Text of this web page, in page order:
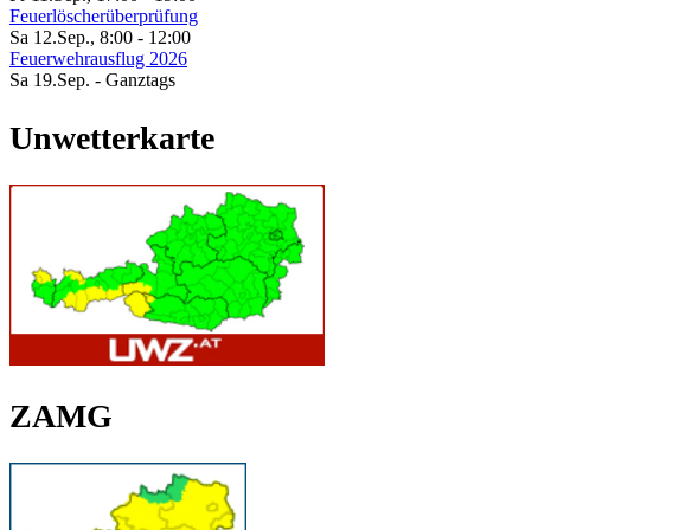
Feuerlöscherüberprüfung
Sa 12.Sep., 8:00 - 12:00
Feuerwehrausflug 2026
Sa 19.Sep. - Ganztags
Unwetterkarte
ZAMG